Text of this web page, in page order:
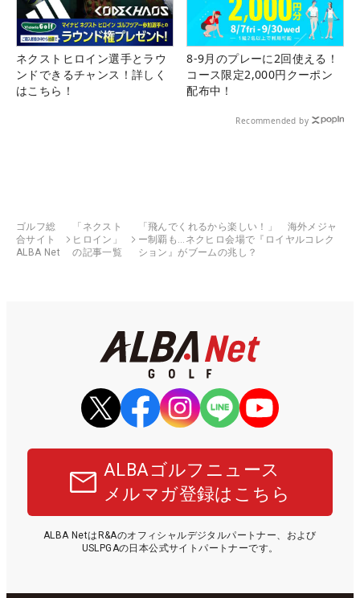
ネクストヒロイン選手とラウ
ンドできるチャンス！詳しく
はこちら！
8-9月のプレーに2回使える！
コース限定2,000円クーポン
配布中！
Recommended by
ゴルフ総
合サイト
ALBA Net
「ネクスト
ヒロイン」
の記事一覧
「飛んでくれるから楽しい！」 海外メジャ
ー制覇も…ネクヒロ会場で『ロイヤルコレク
ション』がブームの兆し？
ALBAゴルフニュース
メルマガ登録はこちら
ALBA NetはR&Aのオフィシャルデジタルパートナー、および
USLPGAの日本公式サイトパートナーです。